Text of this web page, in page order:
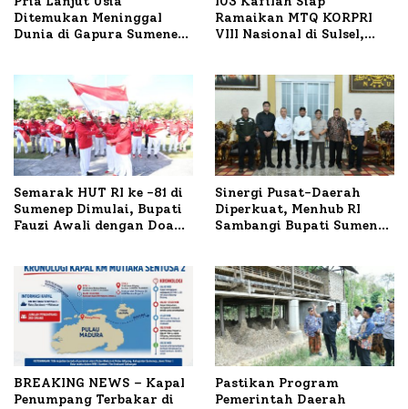
Ditemukan Meninggal
Dunia di Gapura Sumenep,
Ramaikan MTQ KORPRI
VIII Nasional di Sulsel,
Semarak HUT RI ke -81 di
Sumenep Dimulai, Bupati
Fauzi Awali dengan Doa
Sinergi Pusat-Daerah
Diperkuat, Menhub RI
Sambangi Bupati Sumenep
BREAKING NEWS – Kapal
Penumpang Terbakar di
Pastikan Program
Pemerintah Daerah